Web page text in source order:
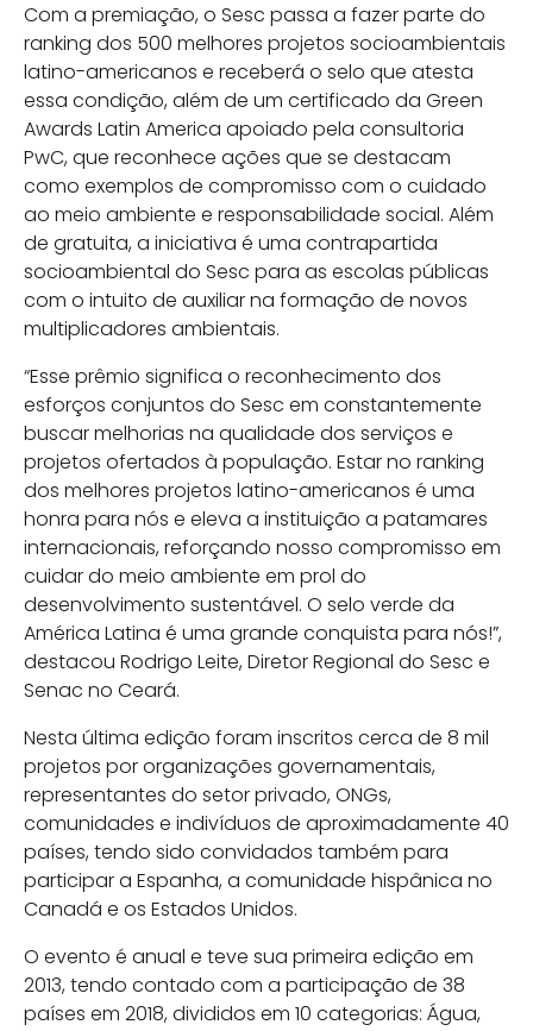
Com a premiação, o Sesc passa a fazer parte do
ranking dos 500 melhores projetos socioambientais
latino-americanos e receberá o selo que atesta
essa condição, além de um certificado da Green
Awards Latin America apoiado pela consultoria
PwC, que reconhece ações que se destacam
como exemplos de compromisso com o cuidado
ao meio ambiente e responsabilidade social. Além
de gratuita, a iniciativa é uma contrapartida
socioambiental do Sesc para as escolas públicas
com o intuito de auxiliar na formação de novos
multiplicadores ambientais.
“Esse prêmio significa o reconhecimento dos
esforços conjuntos do Sesc em constantemente
buscar melhorias na qualidade dos serviços e
projetos ofertados à população. Estar no ranking
dos melhores projetos latino-americanos é uma
honra para nós e eleva a instituição a patamares
internacionais, reforçando nosso compromisso em
cuidar do meio ambiente em prol do
desenvolvimento sustentável. O selo verde da
América Latina é uma grande conquista para nós!”,
destacou Rodrigo Leite, Diretor Regional do Sesc e
Senac no Ceará.
Nesta última edição foram inscritos cerca de 8 mil
projetos por organizações governamentais,
representantes do setor privado, ONGs,
comunidades e indivíduos de aproximadamente 40
países, tendo sido convidados também para
participar a Espanha, a comunidade hispânica no
Canadá e os Estados Unidos.
O evento é anual e teve sua primeira edição em
2013, tendo contado com a participação de 38
países em 2018, divididos em 10 categorias: Água,